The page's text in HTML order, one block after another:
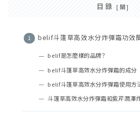
目錄
belif斗篷草高效水分炸彈霜功效
belif是怎麼樣的品牌？
belif斗篷草高效水分炸彈霜的成分
belif斗篷草高效水分炸彈霜使用方
斗篷草高效水分炸彈霜和紫芹潤澤